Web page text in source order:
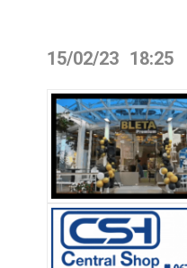
15/02/23 18:25